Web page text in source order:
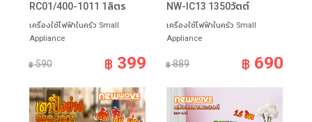
RC01/400-1011 1ลิตร
เครื่องใช้ไฟฟ้าในครัว Small
Appliance
฿590 ฿ 399
NW-IC13 1350วัตต์
เครื่องใช้ไฟฟ้าในครัว Small
Appliance
฿889 ฿ 690